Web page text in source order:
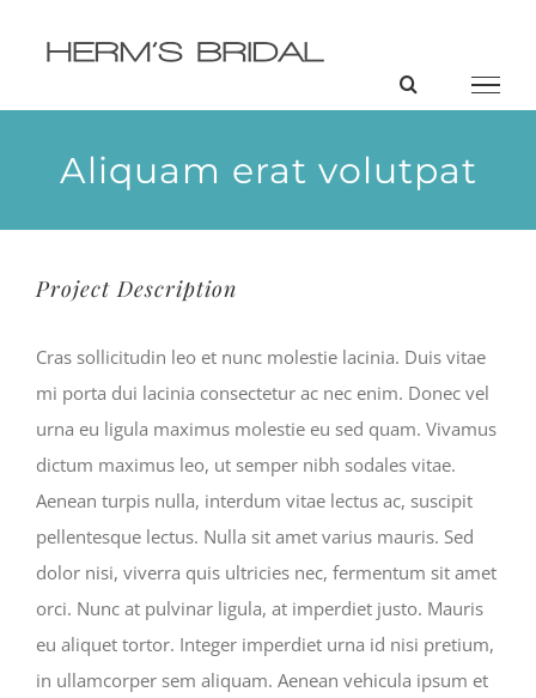
Aliquam erat volutpat
Project Description
Cras sollicitudin leo et nunc molestie lacinia. Duis vitae
mi porta dui lacinia consectetur ac nec enim. Donec vel
urna eu ligula maximus molestie eu sed quam. Vivamus
dictum maximus leo, ut semper nibh sodales vitae.
Aenean turpis nulla, interdum vitae lectus ac, suscipit
pellentesque lectus. Nulla sit amet varius mauris. Sed
dolor nisi, viverra quis ultricies nec, fermentum sit amet
orci. Nunc at pulvinar ligula, at imperdiet justo. Mauris
eu aliquet tortor. Integer imperdiet urna id nisi pretium,
in ullamcorper sem aliquam. Aenean vehicula ipsum et